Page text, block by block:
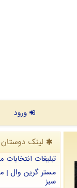
ورود
لینک
تبلیغات
مستر گرین وال |
سبز